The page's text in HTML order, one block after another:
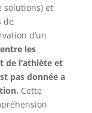
solutions) et
de
d’un
les
de l’athlète et
pas donnée a
Cette